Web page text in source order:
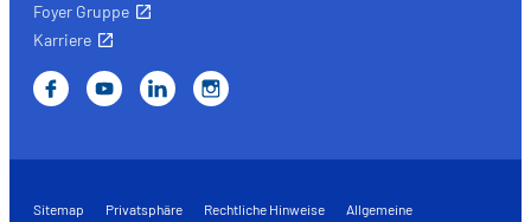
Foyer Gruppe
Karriere
Sitemap Privatsphäre Rechtliche Hinweise
Allgemeine